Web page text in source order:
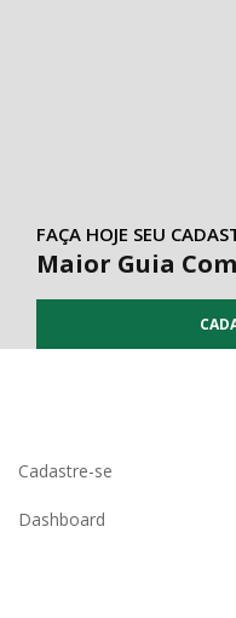
FAÇA HOJE SEU
Maior Guia
Cadastre-se
Dashboard